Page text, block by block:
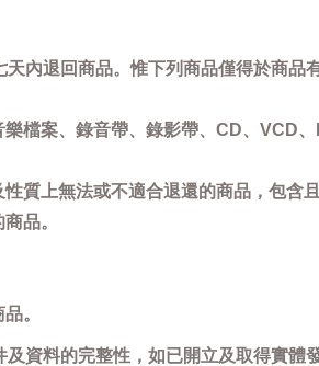
內退回商品。惟下列商品僅得於商
檔案、錄音帶、錄影帶、CD、VCD、
質上無法或不適合退還的商品，包含
品。
。
資料的完整性，如已開立及取得實體